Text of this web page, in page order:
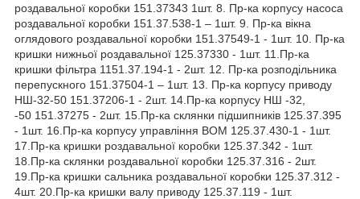
роздавальної коробки 151.37343 1шт. 8. Пр-ка корпусу насоса
роздавальної коробки 151.37.538-1 – 1шт. 9. Пр-ка вікна
оглядового роздавальної коробки 151.37549-1 - 1шт. 10. Пр-ка
кришки нижньої роздавальної 125.37330 - 1шт. 11.Пр-ка
кришки фільтра 1151.37.194-1 - 2шт. 12. Пр-ка розподільника
перепускного 151.37504-1 – 1шт. 13. Пр-ка корпусу приводу
НШ-32-50 151.37206-1 - 2шт. 14.Пр-ка корпусу НШ -32,
-50 151.37275 - 2шт. 15.Пр-ка склянки підшипників 125.37.395
- 1шт. 16.Пр-ка корпусу управління ВОМ 125.37.430-1 - 1шт.
17.Пр-ка кришки роздавальної коробки 125.37.342 - 1шт.
18.Пр-ка склянки роздавальної коробки 125.37.316 - 2шт.
19.Пр-ка кришки сальника роздавальної коробки 125.37.312 -
4шт. 20.Пр-ка кришки валу приводу 125.37.119 - 1шт.